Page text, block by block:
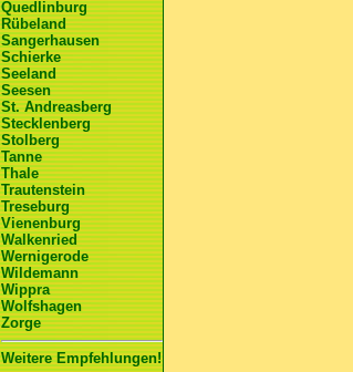
Quedlinburg
Rübeland
Sangerhausen
Schierke
Seeland
Seesen
St. Andreasberg
Stecklenberg
Stolberg
Tanne
Thale
Trautenstein
Treseburg
Vienenburg
Walkenried
Wernigerode
Wildemann
Wippra
Wolfshagen
Zorge
Weitere Empfehlungen!